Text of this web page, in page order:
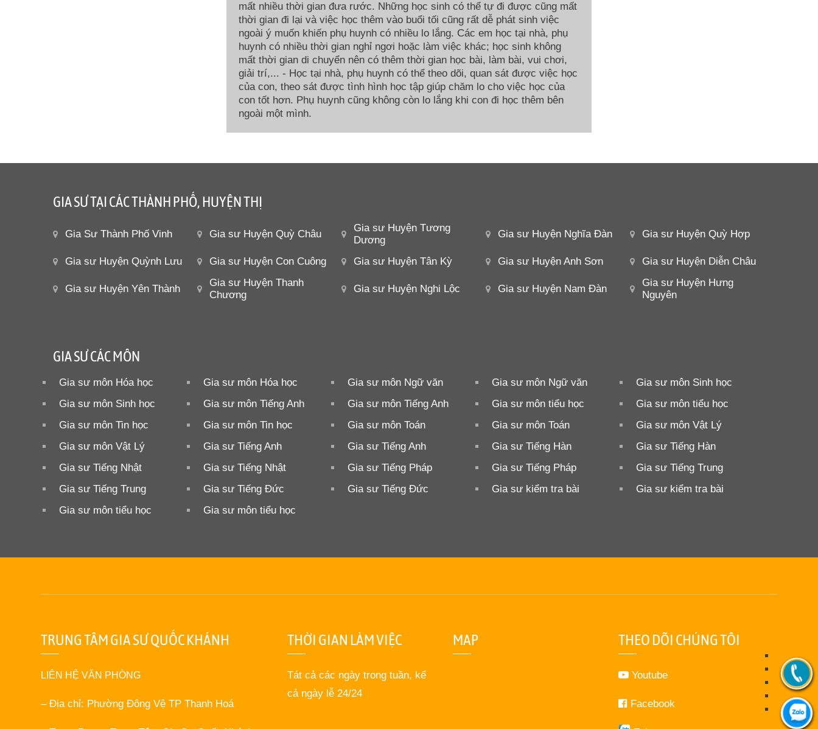
mất nhiều thời gian đưa rước. Những học sinh có thể tự đi được cũng mất
thời gian đi lại và việc học thêm vào buổi tối cũng rất dễ phát sinh việc
ngoài ý muốn khiến phụ huynh có nhiều lo lắng. Các em học tại nhà, phụ
huynh có nhiều thời gian nghỉ ngơi hoặc làm việc khác; học sinh không
mất thời gian di chuyển nên có thêm thời gian học bài, làm bài, vui chơi,
giải trí,... - Học tại nhà, phụ huynh có thể theo dõi, quan sát được việc học
của con, theo sát được tình hình học tập giúp chăm lo cho việc học của
con tốt hơn. Phụ huynh cũng không còn lo lắng khi con đi học thêm bên
ngoài một mình.
GIA SƯ TẠI CÁC THÀNH PHỐ, HUYỆN THỊ
Gia Sư Thành Phố Vinh Gia sư Huyện Quỳ Châu
Gia sư Huyện Tương
Dương
Gia sư Huyện Nghĩa Đàn Gia sư Huyện Quỳ Hợp
Gia sư Huyện Quỳnh Lưu Gia sư Huyện Con Cuông Gia sư Huyện Tân Kỳ Gia sư Huyện Anh Sơn Gia sư Huyện Diễn Châu
Gia sư Huyện Yên Thành
Gia sư Huyện Thanh
Chương
Gia sư Huyện Nghi Lộc Gia sư Huyện Nam Đàn
Gia sư Huyện Hưng
Nguyên
GIA SƯ CÁC MÔN
Gia sư môn Hóa học Gia sư môn Hóa học Gia sư môn Ngữ văn Gia sư môn Ngữ văn
Gia sư môn Sinh học
Gia sư môn Sinh học
Gia sư môn Tiếng Anh Gia sư môn Tiếng Anh Gia sư môn tiểu học
Gia sư môn tiểu học
Gia sư môn Tin học
Gia sư môn Tin học Gia sư môn Toán Gia sư môn Toán
Gia sư môn Vật Lý
Gia sư môn Vật Lý
Gia sư Tiếng Anh Gia sư Tiếng Anh Gia sư Tiếng Hàn
Gia sư Tiếng Hàn
Gia sư Tiếng Nhật
Gia sư Tiếng Nhật Gia sư Tiếng Pháp Gia sư Tiếng Pháp
Gia sư Tiếng Trung
Gia sư Tiếng Trung
Gia sư Tiếng Đức Gia sư Tiếng Đức Gia sư kiểm tra bài
Gia sư kiểm tra bài
Gia sư môn tiểu học
Gia sư môn tiểu học
TRUNG TÂM GIA SƯ QUỐC KHÁNH
LIÊN HỆ VĂN PHÒNG
– Địa chỉ: Phường Đông Vệ TP Thanh Hoá
THỜI GIAN LÀM VIỆC
Tát cả các ngày trong tuần, kể
cả ngày lễ 24/24
MAP THEO DÕI CHÚNG TÔI
Youtube
Facebook